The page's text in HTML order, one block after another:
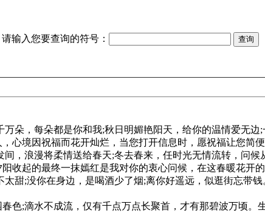
请输入您要查询的符号：
朵，每朵都是你和我;秋日明媚艳阳天，给你的温情爱无边
心境因祝福而花开灿烂，当您打开信息时，愿祝福让您简
，浪漫将柔情送给春天;冬去春来，任时光无情流转，问候
收起的最终一抹嫣红是我对你的衷心问候，在这春暖花开
甜;没你在身边，是喝酒少了烟;离你好遥远，似逛街忘带
色;滴水不成流，仅有千点万点长聚首，才有那碧波万顷。